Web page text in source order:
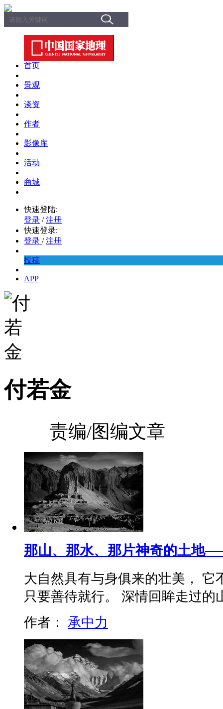
首页
景观
谈资
作者
影像库
活动
商城
快速登陆:
登录 / 注册
快速登录:
登录 / 注册
投稿
APP
付若金
责编/图编文章
那山、那水、那片神奇的土地
大自然具有与身俱来的壮美， 它
只要善待就行。 深情回眸走过的
作者： 承中力